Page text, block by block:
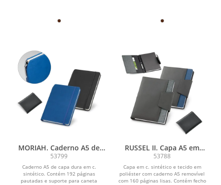
MORIAH. Caderno A5 de
capa dura em c.sintético
com páginas pautadas
53799
Caderno A5 de capa dura em c.
sintético. Contém 192 páginas
pautadas e suporte para caneta
RUSSEL II. Capa A5 em
C.sintético e tecido em
poliéster com bloco
páginas lisas
53788
Capa em c. sintético e tecido em
poliéster com caderno A5 removível
com 160 páginas lisas. Contém fecho